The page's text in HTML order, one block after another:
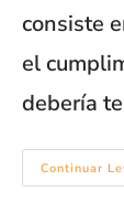
consiste
el
debería
Continuar